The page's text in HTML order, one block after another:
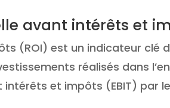
avant intérêts et
(ROI) est un indicateur clé
réalisés dans
et impôts (EBIT) par